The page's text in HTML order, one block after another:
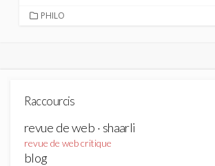
CATEGORIES
PHILO
Raccourcis
revue de web · shaarli
revue de web critique
blog